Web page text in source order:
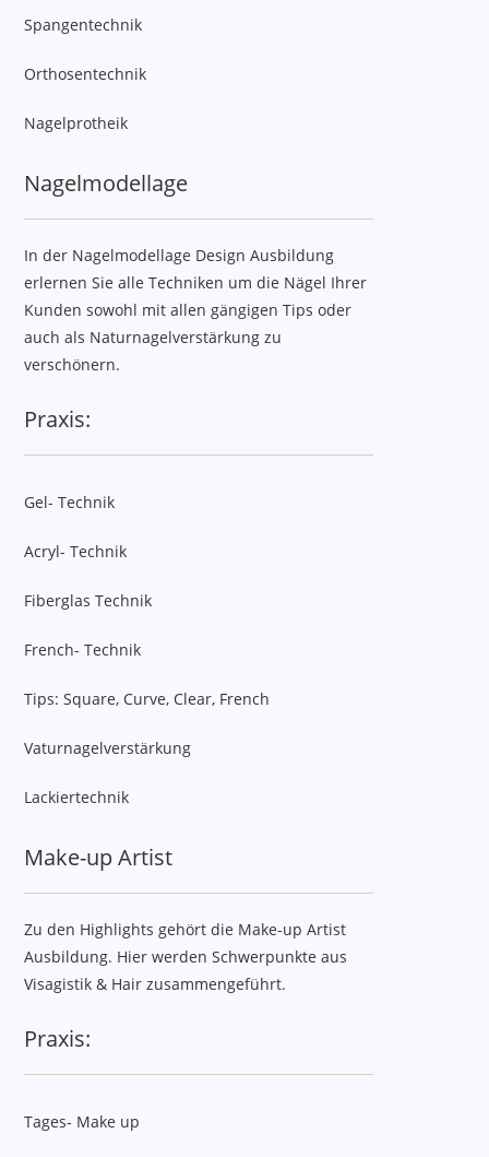
Spangentechnik
Orthosentechnik
Nagelprotheik
Nagelmodellage
In der Nagelmodellage Design Ausbildung
erlernen Sie alle Techniken um die Nägel Ihrer
Kunden sowohl mit allen gängigen Tips oder
auch als Naturnagelverstärkung zu
verschönern.
Praxis:
Gel- Technik
Acryl- Technik
Fiberglas Technik
French- Technik
Tips: Square, Curve, Clear, French
Vaturnagelverstärkung
Lackiertechnik
Make-up Artist
Zu den Highlights gehört die Make-up Artist
Ausbildung. Hier werden Schwerpunkte aus
Visagistik & Hair zusammengeführt.
Praxis:
Tages- Make up